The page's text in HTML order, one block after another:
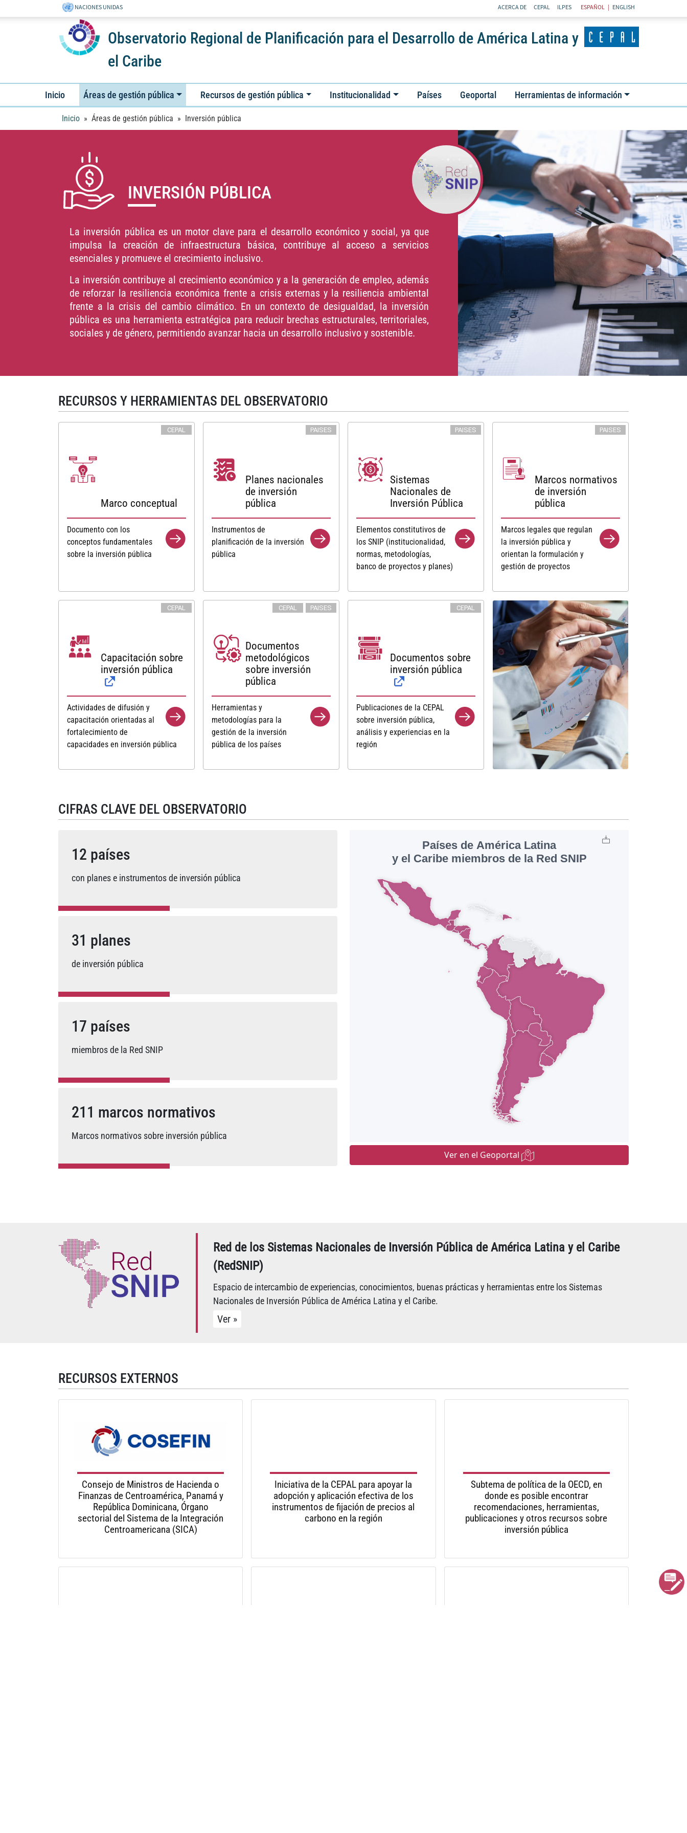
NACIONES UNIDAS ACERCA DE CEPAL ILPES ESPAÑOL | ENGLISH
Observatorio Regional de Planificación para el Desarrollo de América Latina y
el Caribe
Inicio Áreas de gestión pública Recursos de gestión pública Institucionalidad Países Geoportal Herramientas de información
Inicio » Áreas de gestión pública » Inversión pública
INVERSIÓN PÚBLICA
La inversión pública es un motor clave para el desarrollo económico y social, ya que
impulsa la creación de infraestructura básica, contribuye al acceso a servicios
esenciales y promueve el crecimiento inclusivo.
La inversión contribuye al crecimiento económico y a la generación de empleo, además
de reforzar la resiliencia económica frente a crisis externas y la resiliencia ambiental
frente a la crisis del cambio climático. En un contexto de desigualdad, la inversión
pública es una herramienta estratégica para reducir brechas estructurales, territoriales,
sociales y de género, permitiendo avanzar hacia un desarrollo inclusivo y sostenible.
RECURSOS Y HERRAMIENTAS DEL OBSERVATORIO
CEPAL
Marco conceptual
Documento con los
conceptos fundamentales
sobre la inversión pública
PAISES
Planes nacionales
de inversión
pública
Instrumentos de
planificación de la inversión
pública
PAISES
Sistemas
Nacionales de
Inversión Pública
Elementos constitutivos de
los SNIP (institucionalidad,
normas, metodologías,
banco de proyectos y planes)
PAISES
Marcos normativos
de inversión
pública
Marcos legales que regulan
la inversión pública y
orientan la formulación y
gestión de proyectos
CEPAL
Capacitación sobre
inversión pública
Actividades de difusión y
capacitación orientadas al
fortalecimiento de
capacidades en inversión pública
PAISES
CEPAL
Documentos
metodológicos
sobre inversión
pública
Herramientas y
metodologías para la
gestión de la inversión
pública de los países
CEPAL
Documentos sobre
inversión pública
Publicaciones de la CEPAL
sobre inversión pública,
análisis y experiencias en la
región
CIFRAS CLAVE DEL OBSERVATORIO
12 países
con planes e instrumentos de inversión pública
31 planes
de inversión pública
17 países
miembros de la Red SNIP
211 marcos normativos
Marcos normativos sobre inversión pública
Ver en el Geoportal
Red de los Sistemas Nacionales de Inversión Pública de América Latina y el Caribe
(RedSNIP)
Espacio de intercambio de experiencias, conocimientos, buenas prácticas y herramientas entre los Sistemas
Nacionales de Inversión Pública de América Latina y el Caribe.
Ver »
RECURSOS EXTERNOS
Consejo de Ministros de Hacienda o
Finanzas de Centroamérica, Panamá y
República Dominicana, Órgano
sectorial del Sistema de la Integración
Centroamericana (SICA)
Iniciativa de la CEPAL para apoyar la
adopción y aplicación efectiva de los
instrumentos de fijación de precios al
carbono en la región
Subtema de política de la OECD, en
donde es posible encontrar
recomendaciones, herramientas,
publicaciones y otros recursos sobre
inversión pública